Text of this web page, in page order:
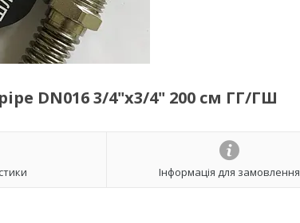
DN016 3/4"х3/4" 200 см ГГ/ГШ
Інформація для замовлення